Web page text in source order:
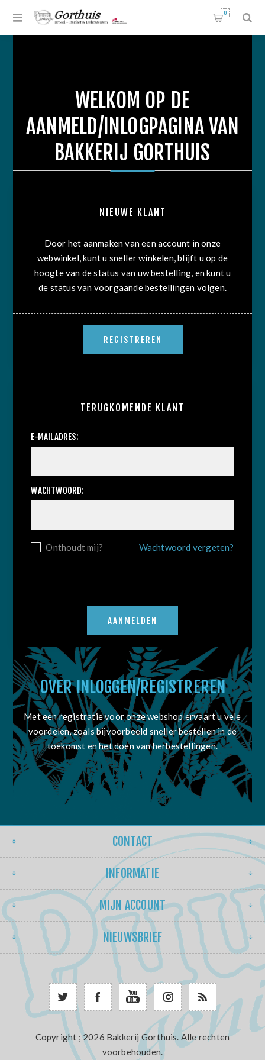
0
WELKOM OP DE
AANMELD/INLOGPAGINA VAN
BAKKERIJ GORTHUIS
NIEUWE KLANT
Door het aanmaken van een account in onze
webwinkel, kunt u sneller winkelen, blijft u op de
hoogte van de status van uw bestelling, en kunt u
de status van voorgaande bestellingen volgen.
TERUGKOMENDE KLANT
E-MAILADRES:
WACHTWOORD:
Onthoudt mij? Wachtwoord vergeten?
OVER INLOGGEN/REGISTREREN
Met een registratie voor onze webshop ervaart u vele
voordelen, zoals bijvoorbeeld sneller bestellen in de
toekomst en het doen van herbestellingen.
CONTACT
INFORMATIE
MIJN ACCOUNT
NIEUWSBRIEF
Copyright ; 2026 Bakkerij Gorthuis. Alle rechten
voorbehouden.